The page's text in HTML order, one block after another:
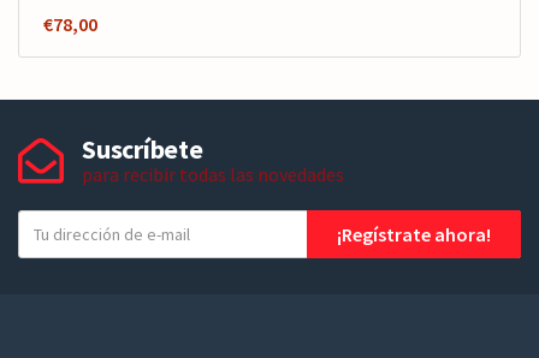
€78,00
Suscríbete
para recibir todas las novedades
u
¡Regístrate ahora!